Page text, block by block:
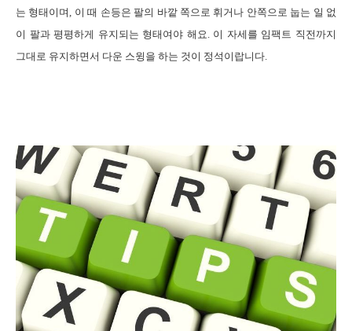
는 형태이며, 이 때 손등은 팔의 바깥 쪽으로 휘거나 안쪽으로 눕는 일 없
이 팔과 평평하게 유지되는 형태여야 해요. 이 자세를 임팩트 직전까지
그대로 유지하면서 다운 스윙을 하는 것이 정석이랍니다.